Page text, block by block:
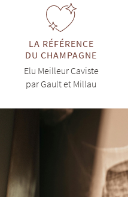
LA RÉFÉRENCE
DU CHAMPAGNE
Elu Meilleur Caviste
par Gault et Millau